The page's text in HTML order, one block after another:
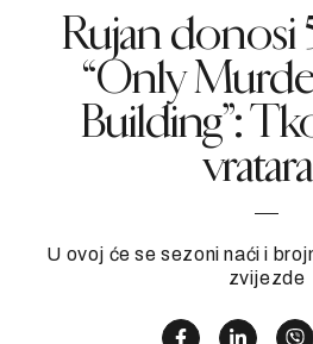
Rujan donosi
“Only
Building”:
U ovoj će se sezoni naći i
zvijezde